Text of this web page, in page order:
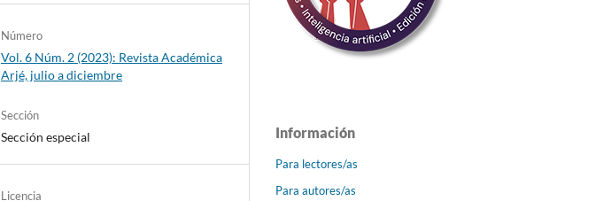
Número
Vol. 6 Núm. 2 (2023): Revista Académica
Arjé, julio a diciembre
Sección
Sección especial
Licencia
Información
Para lectores/as
Para autores/as